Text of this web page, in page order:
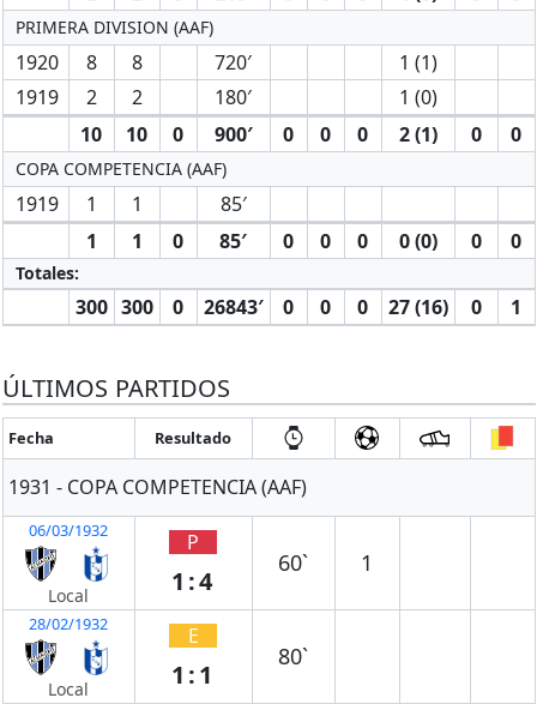
PRIMERA DIVISION (AAF)
1920 8 8 720′
1 (1)
1919
2 2 180′
1 (0)
10
10 0 900′ 0 0 0 2 (1) 0 0
COPA COMPETENCIA (AAF)
1919 1 1
85′
1
1 0 85′ 0 0 0 0 (0) 0 0
Totales:
300 300 0 26843′ 0 0 0 27 (16) 0 1
ÚLTIMOS PARTIDOS
Fecha Resultado
1931 - COPA COMPETENCIA (AAF)
06/03/1932
Local
P
1:4
60` 1
28/02/1932
Local
E
1:1
80`